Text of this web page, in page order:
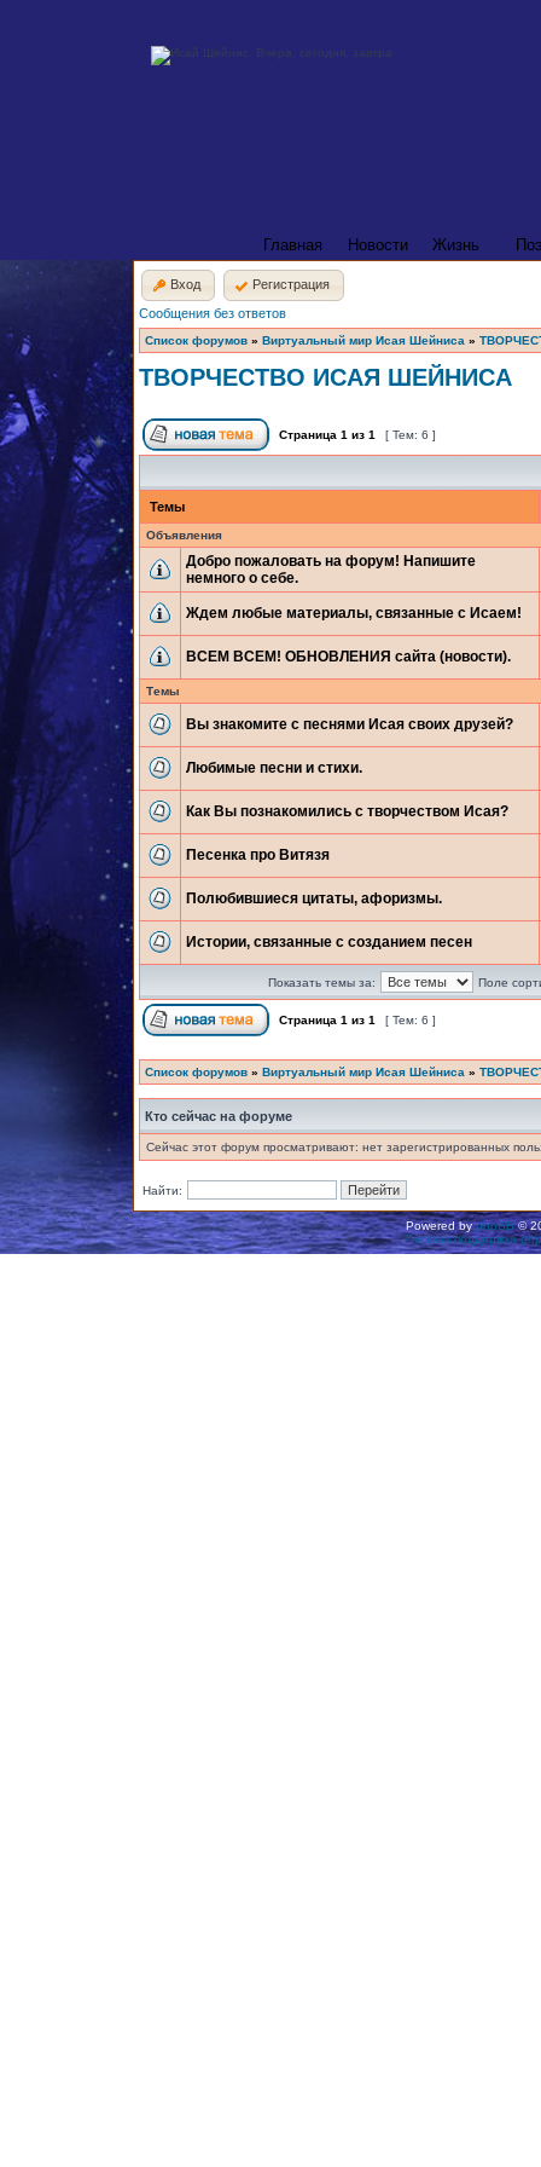
Главная Новости Жизнь
Вход
Регистрация
Сообщения без ответов
Список форумов » Виртуальный мир Исая Шейниса »
ТВОРЧЕСТВО ИСАЯ ШЕЙНИСА
Страница 1 из 1 [ Тем: 6 ]
Темы
Объявления
Добро пожаловать на форум! Напишите
немного о себе.
Ждем любые материалы, связанные с Исаем!
ВСЕМ ВСЕМ! ОБНОВЛЕНИЯ сайта (новости).
Темы
Вы знакомите с песнями Исая своих друзей?
Любимые песни и стихи.
Как Вы познакомились с творчеством Исая?
Песенка про Витязя
Полюбившиеся цитаты, афоризмы.
Истории, связанные с созданием песен
Показать темы за: Поле
Страница 1 из 1 [ Тем: 6 ]
Список форумов » Виртуальный мир Исая Шейниса »
Кто сейчас на форуме
Сейчас этот форум просматривают: нет зарегистрированных
Найти:
Powered byphpBB©
Русская поддержка